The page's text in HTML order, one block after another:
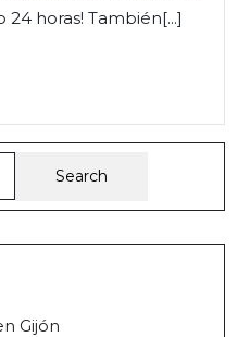
24 horas! También[...]
Gijón